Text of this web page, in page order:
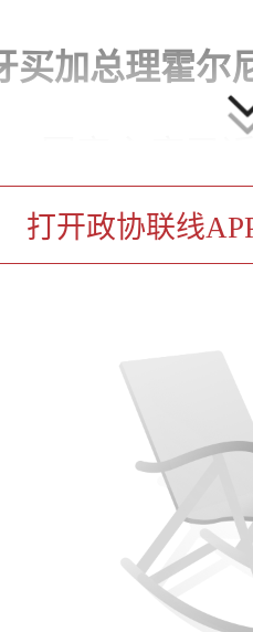
买加总理霍尔
加总督艾伦致
国人民，对
属、受伤人
加是中国的
方愿向牙方
胜灾害、重建
打开政协联线